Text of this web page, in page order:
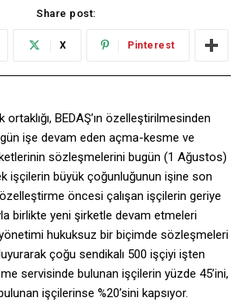
Share post:
X Pinterest
BEDAŞ’ın özelleştirilmesinden
işe devam eden açma-kesme ve
sözleşmelerini bugün (1 Ağustos)
işçilerin büyük çoğunluğunun işine son
öncesi çalışan işçilerin geriye
birlikte yeni şirketle devam etmeleri
hukuksuz bir biçimde sözleşmeleri
çoğu sendikalı 500 işçiyi işten
servisinde bulunan işçilerin yüzde 45’ini,
işçilerinse %20’sini kapsıyor.